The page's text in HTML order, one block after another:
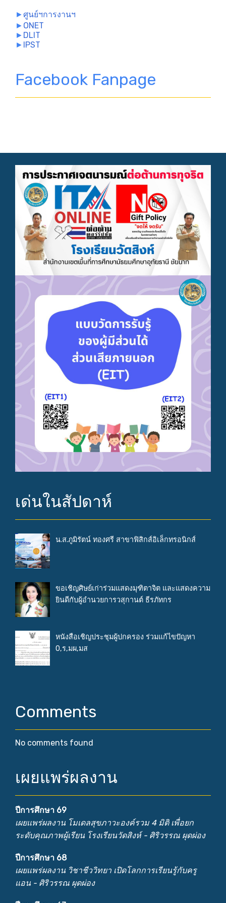
►ศูนย์ฯการงานฯ
► ONET
► DLIT
► IPST
Facebook Fanpage
เด่นในสัปดาห์
น.ส.ภูมิรัตน์ ทองศรี สาขาฟิสิกส์อิเล็กทรอนิกส์
ขอเชิญศิษย์เก่าร่วมแสดงมุฑิตาจิต และแสดงความ
ยินดีกับผู้อำนวยการวสุกานต์ ธีรภัทกร
หนังสือเชิญประชุมผู้ปกครอง ร่วมแก้ไขปัญหา
0,ร,มผ,มส
Comments
No comments found
เผยแพร่ผลงาน
ปีการศึกษา 69
เผยแพร่ผลงาน โมเดลสุขภาวะองค์รวม 4 มิติ เพื่อยก
ระดับคุณภาพผู้เรียน โรงเรียนวัดสิงห์ - ศิริวรรณ ผุดผ่อง
ปีการศึกษา 68
เผยแพร่ผลงาน วิชาชีววิทยา เปิดโลกการเรียนรู้กับครู
แอน - ศิริวรรณ ผุดผ่อง